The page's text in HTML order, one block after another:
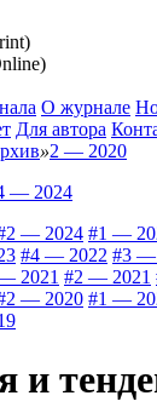
О журнале
Для автора
»2 — 2020
— 2024
— 2024 #1 —
#4 — 2022 #3 —
2021 #2 — 2021
— 2020 #1 —
и